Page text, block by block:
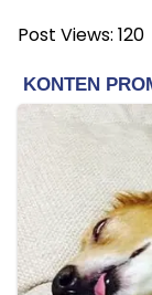
Post Views: 120